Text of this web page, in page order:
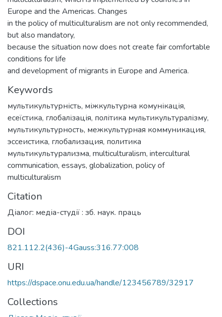
Europe and the Americas. Changes
in the policy of multiculturalism are not only recommended,
but also mandatory,
because the situation now does not create fair comfortable
conditions for life
and development of migrants in Europe and America.
Keywords
мультикультурність, міжкультурна комунікація,
есеїстика, глобалізація, політика мультикультуралізму,
мультикультурность, межкультурная коммуникация,
эссеистика, глобализация, политика
мультикультурализма, multiculturalism, intercultural
communication, essays, globalization, policy of
multiculturalism
Citation
Діалог: медіа-студії : зб. наук. праць
DOI
821.112.2(436)-4Gauss:316.77:008
URI
https://dspace.onu.edu.ua/handle/123456789/32917
Collections